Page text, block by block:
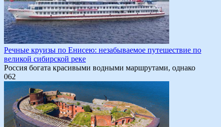
Речные круизы по Енисею: незабываемое путешествие по
великой сибирской реке
Россия богата красивыми водными маршрутами, однако
062